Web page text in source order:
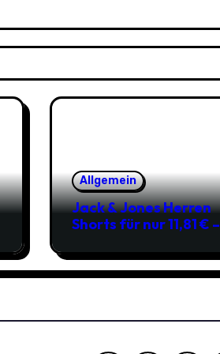
Allgemein
Jack & Jones Herren
Shorts für nur 11,81 € –